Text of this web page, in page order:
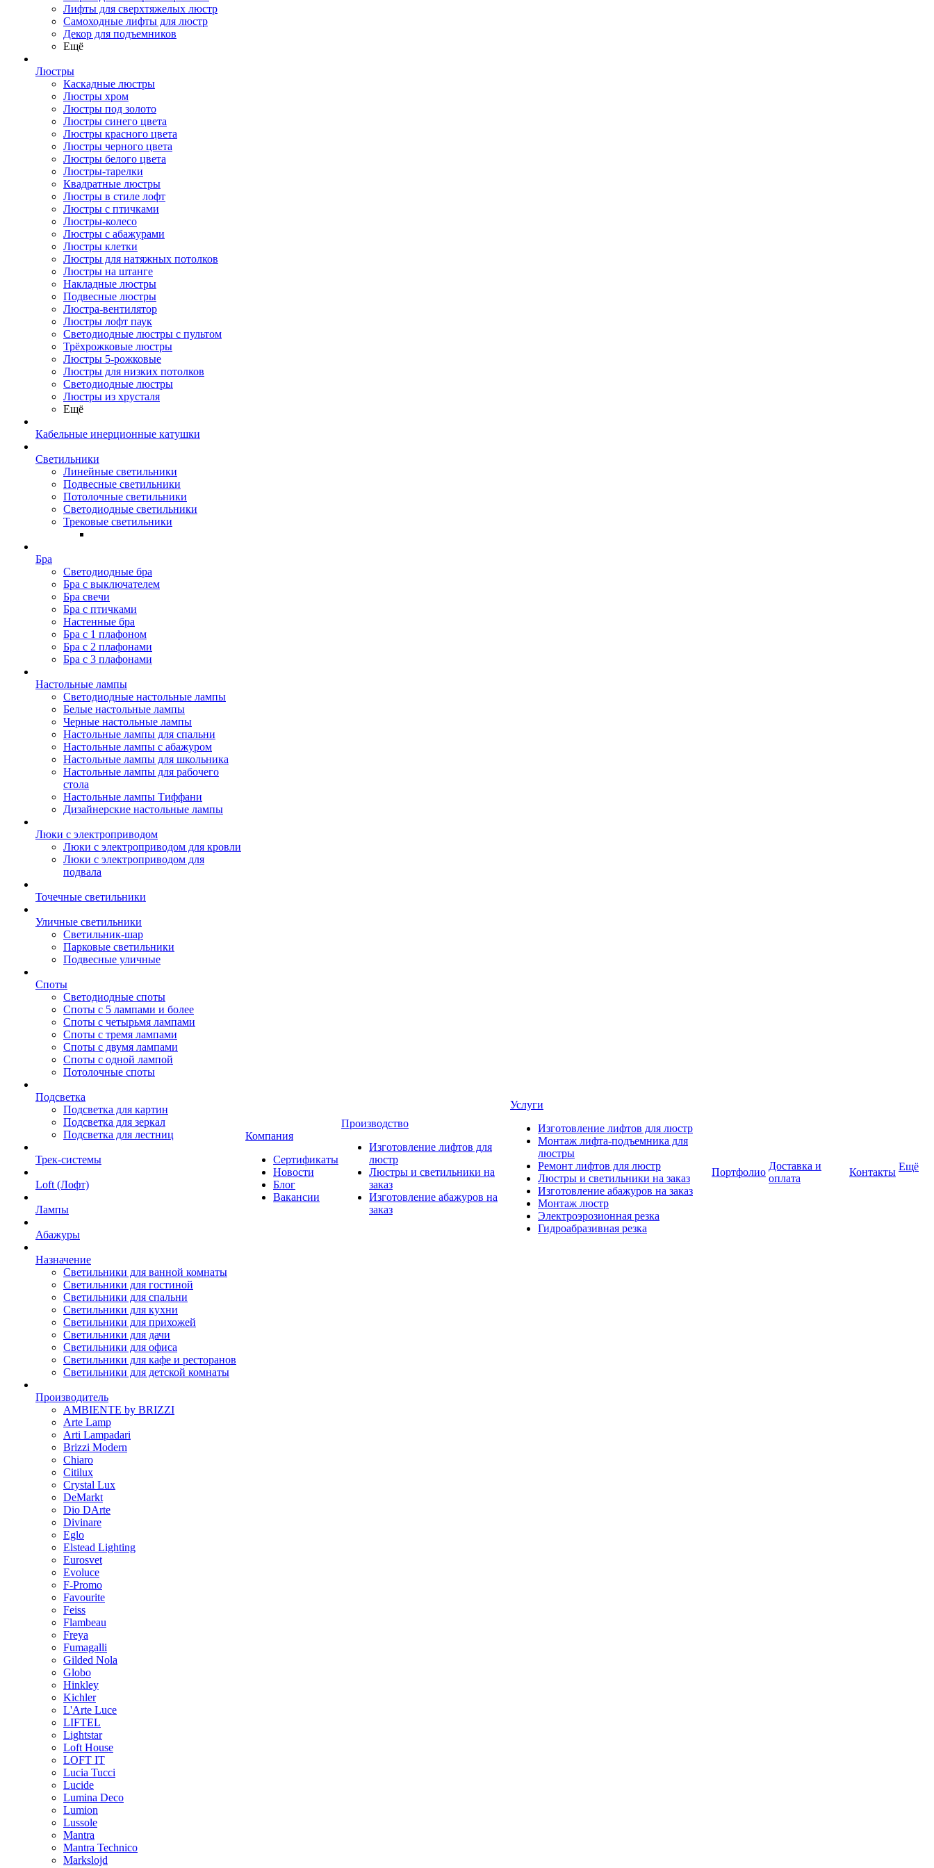
Лифты для сверхтяжелых люстр
Самоходные лифты для люстр
Декор для подъемников
Ещё
Люстры
Каскадные люстры
Люстры хром
Люстры под золото
Люстры синего цвета
Люстры красного цвета
Люстры черного цвета
Люстры белого цвета
Люстры-тарелки
Квадратные люстры
Люстры в стиле лофт
Люстры с птичками
Люстры-колесо
Люстры с абажурами
Люстры клетки
Люстры для натяжных потолков
Люстры на штанге
Накладные люстры
Подвесные люстры
Люстра-вентилятор
Люстры лофт паук
Светодиодные люстры с пультом
Трёхрожковые люстры
Люстры 5-рожковые
Люстры для низких потолков
Cветодиодные люстры
Люстры из хрусталя
Ещё
Кабельные инерционные катушки
Светильники
Линейные светильники
Подвесные светильники
Потолочные светильники
Светодиодные светильники
Трековые светильники
Бра
Светодиодные бра
Бра с выключателем
Бра свечи
Бра с птичками
Настенные бра
Бра с 1 плафоном
Бра с 2 плафонами
Бра с 3 плафонами
Настольные лампы
Светодиодные настольные лампы
Белые настольные лампы
Черные настольные лампы
Настольные лампы для спальни
Настольные лампы с абажуром
Настольные лампы для школьника
Настольные лампы для рабочего
стола
Настольные лампы Тиффани
Дизайнерские настольные лампы
Люки с электроприводом
Люки с электроприводом для кровли
Люки с электроприводом для
подвала
Точечные светильники
Уличные светильники
Светильник-шар
Парковые светильники
Подвесные уличные
Споты
Светодиодные споты
Споты с 5 лампами и более
Споты с четырьмя лампами
Споты с тремя лампами
Споты с двумя лампами
Споты с одной лампой
Потолочные споты
Подсветка
Подсветка для картин
Подсветка для зеркал
Подсветка для лестниц
Трек-системы
Loft (Лофт)
Лампы
Абажуры
Назначение
Светильники для ванной комнаты
Светильники для гостиной
Светильники для спальни
Светильники для кухни
Светильники для прихожей
Светильники для дачи
Светильники для офиса
Светильники для кафе и ресторанов
Светильники для детской комнаты
Производитель
AMBIENTE by BRIZZI
Arte Lamp
Arti Lampadari
Brizzi Modern
Chiaro
Citilux
Crystal Lux
DeMarkt
Dio DArte
Divinare
Eglo
Elstead Lighting
Eurosvet
Evoluce
F-Promo
Favourite
Feiss
Flambeau
Freya
Fumagalli
Gilded Nola
Globo
Hinkley
Kichler
L'Arte Luce
LIFTEL
Lightstar
Loft House
LOFT IT
Lucia Tucci
Lucide
Lumina Deco
Lumion
Lussole
Mantra
Mantra Technico
Markslojd
Компания
Сертификаты
Новости
Блог
Вакансии
Производство
Изготовление лифтов для
люстр
Люстры и светильники на
заказ
Изготовление абажуров на
заказ
Услуги
Изготовление лифтов для люстр
Монтаж лифта-подъемника для
люстры
Ремонт лифтов для люстр
Люстры и светильники на заказ
Изготовление абажуров на заказ
Монтаж люстр
Электроэрозионная резка
Гидроабразивная резка
Портфолио
Доставка и
оплата
Контакты Ещё